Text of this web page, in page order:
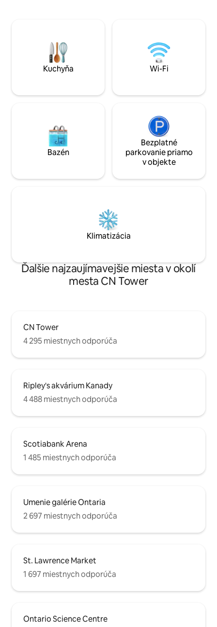
plne vybavenú kuchyňu, inteligentný
televízor, vysokorýchlostné Wi-Fi
pripojenie a práčku so sušičkou v
apartmáne. Hostia majú tiež prístup do
Fi pripojením.
Toronta v
Harbourfront,
reštaurácií,
Kuchyňa Wi-Fi
Bazén
Bezplatné
parkovanie priamo
v objekte
Klimatizácia
Ďalšie najzaujímavejšie miesta v okolí
mesta CN Tower
CN Tower
4 295 miestnych odporúča
Ripley's akvárium Kanady
4 488 miestnych odporúča
Scotiabank Arena
1 485 miestnych odporúča
Umenie galérie Ontaria
2 697 miestnych odporúča
St. Lawrence Market
1 697 miestnych odporúča
Ontario Science Centre